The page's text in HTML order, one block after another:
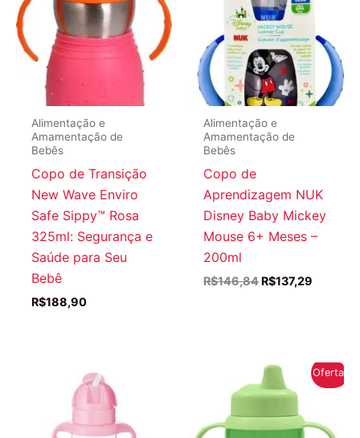
Alimentação e
Amamentação de
Bebês
Copo de Transição
New Wave Enviro
Safe Sippy™ Rosa
325ml: Segurança e
Saúde para Seu
Bebê
R$188,90
Alimentação e
Amamentação de
Bebês
Copo de
Aprendizagem NUK
Disney Baby Mickey
Mouse 6+ Meses –
200ml
R$146,84 O
R$137,29
Oferta!